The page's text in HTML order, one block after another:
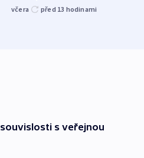
včera před 13 hodinami
s veřejnou